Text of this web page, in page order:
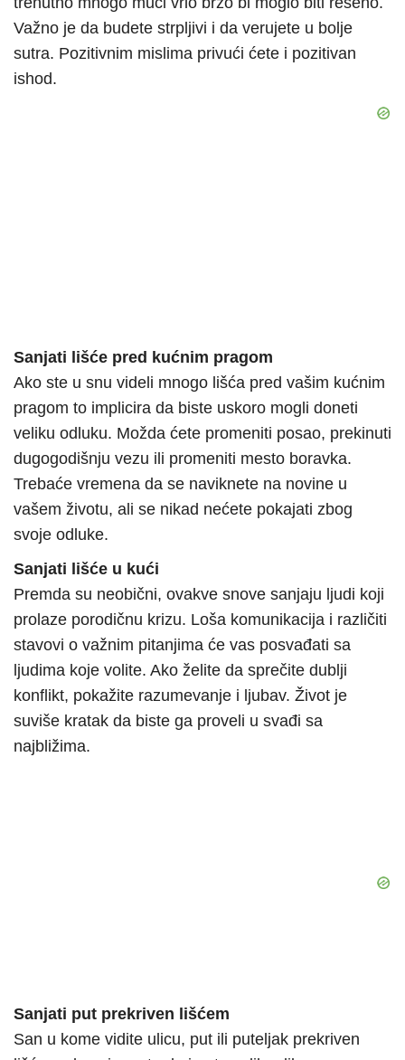
Važno je da budete strpljivi i da verujete u bolje
sutra. Pozitivnim mislima privući ćete i pozitivan
ishod.
Sanjati lišće pred kućnim pragom
Ako ste u snu videli mnogo lišća pred vašim kućnim
pragom to implicira da biste uskoro mogli doneti
veliku odluku. Možda ćete promeniti posao, prekinuti
dugogodišnju vezu ili promeniti mesto boravka.
Trebaće vremena da se naviknete na novine u
vašem životu, ali se nikad nećete pokajati zbog
svoje odluke.
Sanjati lišće u kući
Premda su neobični, ovakve snove sanjaju ljudi koji
prolaze porodičnu krizu. Loša komunikacija i različiti
stavovi o važnim pitanjima će vas posvađati sa
ljudima koje volite. Ako želite da sprečite dublji
konflikt, pokažite razumevanje i ljubav. Život je
suviše kratak da biste ga proveli u svađi sa
najbližima.
Sanjati put prekriven lišćem
San u kome vidite ulicu, put ili puteljak prekriven